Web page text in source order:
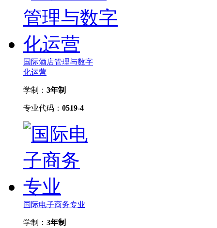
国际酒店管理与数字
化运营
学制： 3年制
专业代码： 0519-4
国际电子商务专业
学制： 3年制